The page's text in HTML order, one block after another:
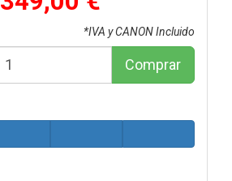
*IVA y CANON Incluido
Comprar